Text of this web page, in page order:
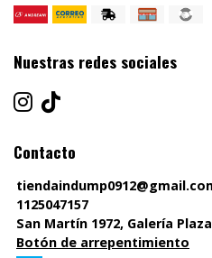
Nuestras redes sociales
Contacto
1125047157
San Martín 1972, Galería
Botón de arrepentimiento